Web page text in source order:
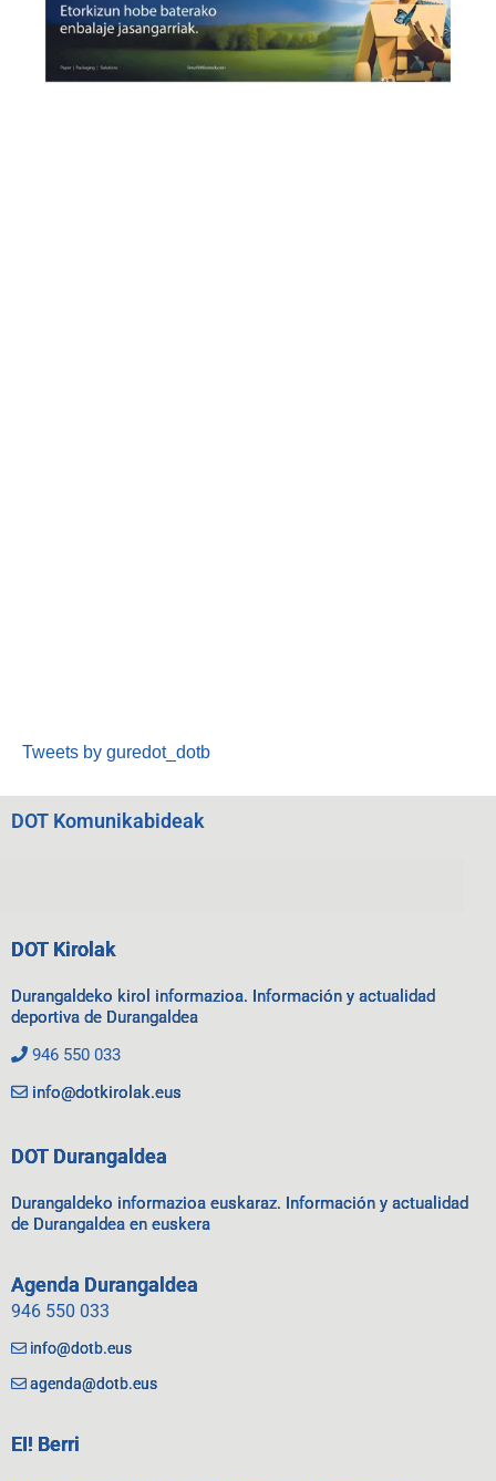
Tweets by guredot_dotb
DOT Komunikabideak
DOT Kirolak
Durangaldeko kirol informazioa. Información y actualidad
deportiva de Durangaldea
946 550 033
info@dotkirolak.eus
DOT Durangaldea
Durangaldeko informazioa euskaraz. Información y actualidad
de Durangaldea en euskera
Agenda Durangaldea
946 550 033
info@dotb.eus
agenda@dotb.eus
EI! Berri